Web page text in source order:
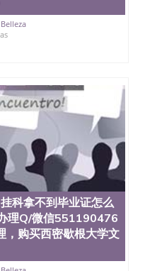
科拿不到毕业证怎么
理Q/微信551190476
，购买西密歇根大学文